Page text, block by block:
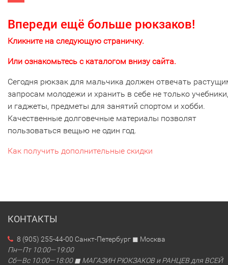
Впереди ещё больше рюкзаков!
Кликните на следующую страничку.
Или ознакомьтесь с каталогом внизу сайта.
Сегодня рюкзак для мальчика должен отвечать
запросам молодежи и хранить в себе не только
и гаджеты, предметы для занятий спортом и хобби.
Качественные долговечные материалы позволят
пользоваться вещью не один год.
Как получить дополнительные скидки
КОНТАКТЫ
8 (905) 255-44-00 Санкт-Петербург ◼ Москва
Пн—Пт 10:00—19:00
Сб—Вс 10:00—18:00 ◼ МАГАЗИН РЮКЗАКОВ и РАНЦЕВ для ВСЕЙ